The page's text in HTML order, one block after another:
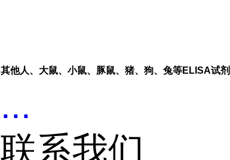
其他人、大鼠、小鼠、豚鼠、猪、狗、兔等ELISA试
...
联系我们